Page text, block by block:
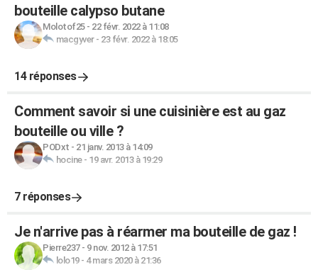
bouteille calypso butane
Molotof25- 22 févr. 2022 à 11:08
macgyver- 23 févr. 2022 à 18:05
14 réponses
Comment savoir si une cuisinière est au gaz
bouteille ou ville ?
PODxt - 21 janv. 2013 à 14:09
hocine- 19 avr. 2013 à 19:29
7 réponses
Je n'arrive pas à réarmer ma bouteille de gaz !
Pierre237- 9 nov. 2012 à 17:51
lolo19- 4 mars 2020 à 21:36